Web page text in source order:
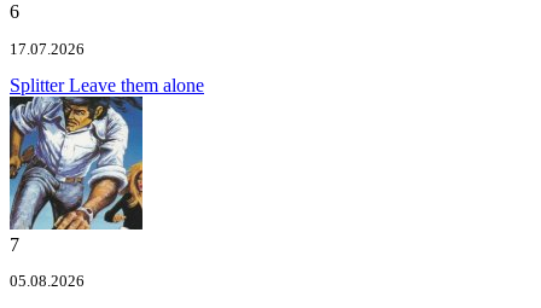
6
17.07.2026
SplitterLeave them alone
7
05.08.2026